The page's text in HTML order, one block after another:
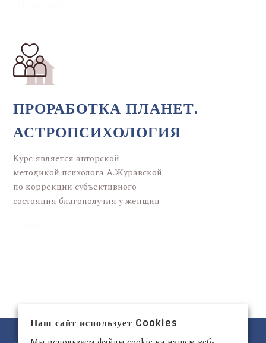
ПРОРАБОТКА ПЛАНЕТ.
АСТРОПСИХОЛОГИЯ
Курс является авторской
методикой психолога А.Журавской
по коррекции субъективного
состояния благополучия у женщин
Наш сайт использует Cookies